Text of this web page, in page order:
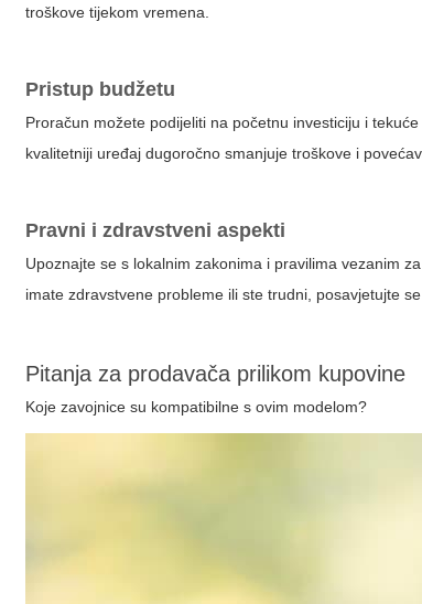
troškove tijekom vremena.
Pristup budžetu
Proračun možete podijeliti na početnu investiciju i
kvalitetniji uređaj dugoročno smanjuje troškove i
Pravni i zdravstveni aspekti
Upoznajte se s lokalnim zakonima i pravilima vezanim
imate zdravstvene probleme ili ste trudni, posavjetujte
Pitanja za prodavača prilikom kupovine
Koje zavojnice su kompatibilne s ovim modelom?